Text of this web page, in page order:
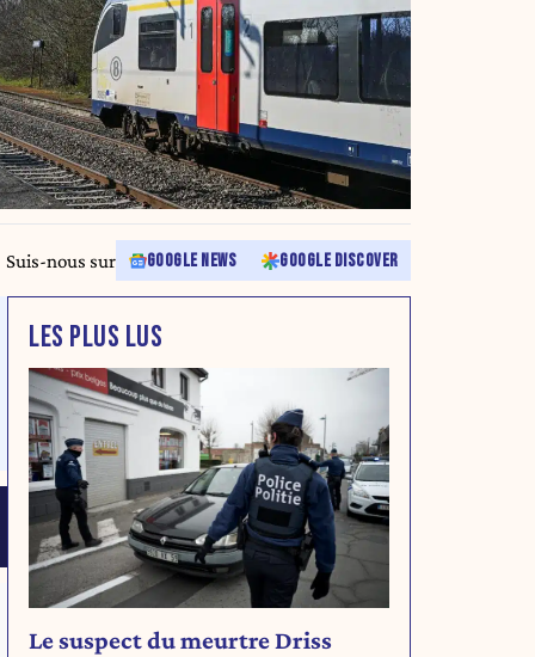
Suis-nous sur GOOGLE NEWS GOOGLE DISCOVER
LES PLUS LUS
Le suspect du meurtre Driss